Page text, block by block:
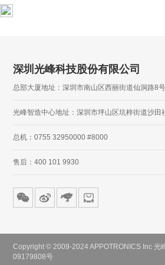
深圳光峰科技股份有限公司
总部大厦地址：深圳市南山区西丽街道仙洞路8
光峰智造中心地址：深圳市坪山区坑梓街道沙田
总机：0755 32950000 #8000
售后：400 101 9930
Copyright © 2009-2024 APPOTRONICS Inc 光
09179808号